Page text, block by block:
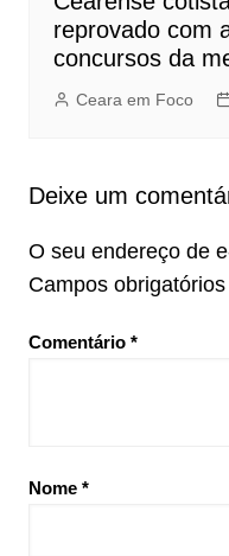
reprovado com
concursos da
Ceara em Foco
Deixe um
O seu endereço de
Campos
Comentário *
Nome *